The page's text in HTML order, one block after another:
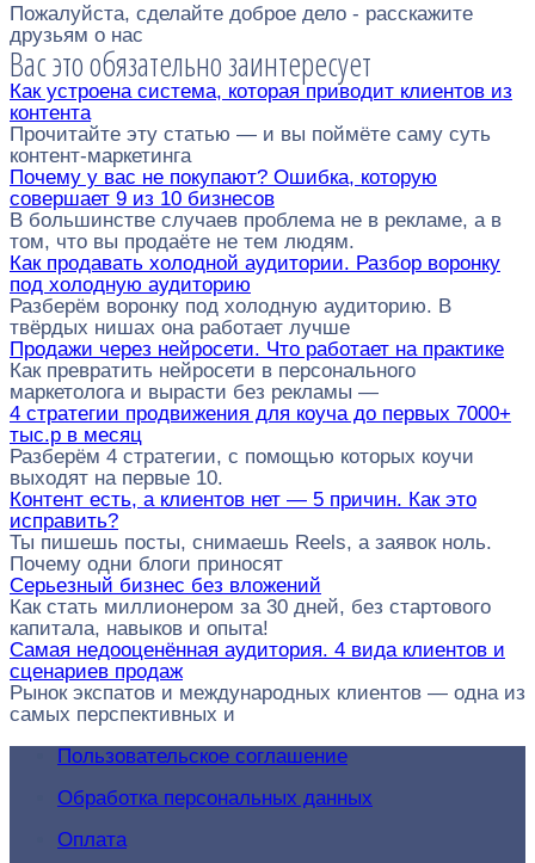
Пожалуйста, сделайте доброе дело - расскажите
друзьям о нас
Вас это обязательно заинтересует
Как устроена система, которая приводит клиентов из
контента
Прочитайте эту статью — и вы поймёте саму суть
контент-маркетинга
Почему у вас не покупают? Ошибка, которую
совершает 9 из 10 бизнесов
В большинстве случаев проблема не в рекламе, а в
том, что вы продаёте не тем людям.
Как продавать холодной аудитории. Разбор воронку
под холодную аудиторию
Разберём воронку под холодную аудиторию. В
твёрдых нишах она работает лучше
Продажи через нейросети. Что работает на практике
Как превратить нейросети в персонального
маркетолога и вырасти без рекламы —
4 стратегии продвижения для коуча до первых 7000+
тыс.р в месяц
Разберём 4 стратегии, с помощью которых коучи
выходят на первые 10.
Контент есть, а клиентов нет — 5 причин. Как это
исправить?
Ты пишешь посты, снимаешь Reels, а заявок ноль.
Почему одни блоги приносят
Серьезный бизнес без вложений
Как стать миллионером за 30 дней, без стартового
капитала, навыков и опыта!
Самая недооценённая аудитория. 4 вида клиентов и
сценариев продаж
Рынок экспатов и международных клиентов — одна из
самых перспективных и
Пользовательское соглашение
Обработка персональных данных
Оплата